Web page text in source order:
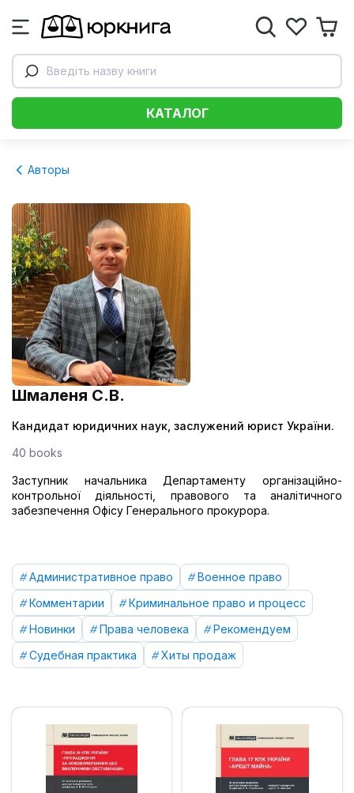
Введіть назву книги
КАТАЛОГ
Авторы
Шмаленя С.В.
Кандидат юридичних наук, заслужений юрист України.
40 books
Заступник начальника Департаменту організаційно-
контрольної діяльності, правового та аналітичного
забезпечення Офісу Генерального прокурора.
Административное право
Военное право
Комментарии
Криминальное право и процесс
Новинки
Права человека
Рекомендуем
Судебная практика
Хиты продаж